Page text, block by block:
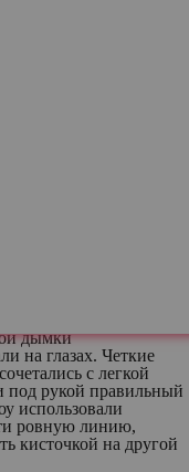
в тренде и уступать
Mugler ровный и
тональным кремом в
Но не думайте,
тональником! Какое
во многом зависит
ухода тут не
на лицо сыворотку
и дает заметный
смешивать с
и приятной
дымки
на глазах. Четкие
с легкой
под рукой правильный
использовали
ровную линию,
кисточкой на другой